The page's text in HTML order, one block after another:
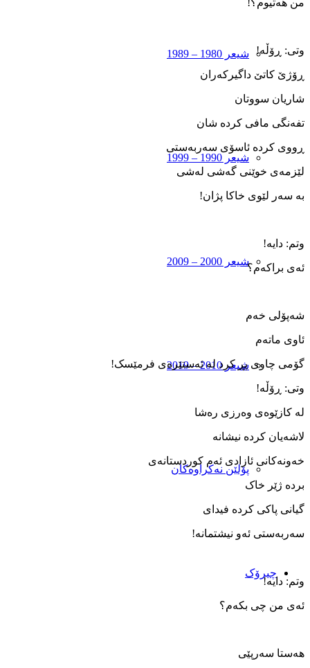
شیعر 1980 – 1989
شیعر 1990 – 1999
شیعر 2000 – 2009
شیعر 2010 – 2019
پۆلێن نەکراوەکان
چیرۆک
من هەتیوم؟!
وتی: ڕۆڵە!
ڕۆژێ کاتێ داگیرکەران
شاریان سووتان
تفەنگی مافی کردە شان
ڕووی کردە ئاسۆی سەربەستی
لێزمەی خوێنی گەشی لەشی
بە سەر لێوی خاکا پژان!
وتم: دایە!
ئەی براکەم؟
شەپۆلی خەم
ئاوی ماتەم
گۆمی چاوی پڕ کرد لە ئەستێرەی فرمێسک!
وتی: ڕۆڵە!
لە کازێوەی وەرزی رەشا
لاشەیان کردە نیشانە
خەونەکانی ئازادی ئەم کوردستانەی
بردە ژێر خاک
گیانی پاکی کردە فیدای
سەربەستی ئەو نیشتمانە!
وتم: دایە!
ئەی من چی بکەم؟
هەستا سەرپێی